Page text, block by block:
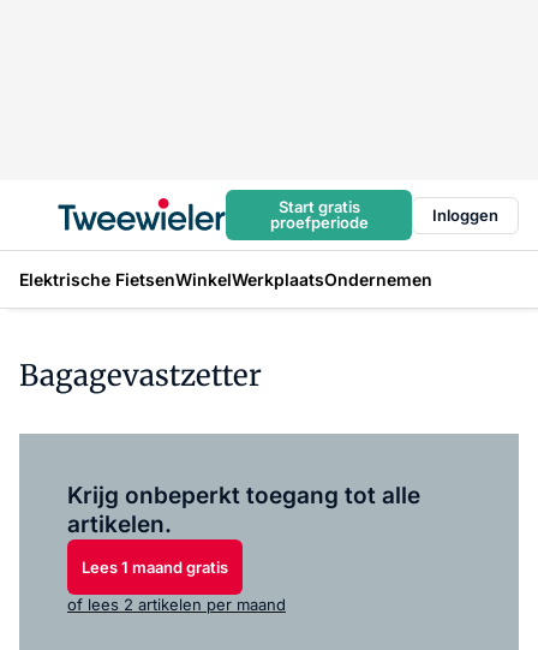
Start gratis
proefperiode
Inloggen
Elektrische FietsenWinkelWerkplaatsOndernemen
Bagagevastzetter
Krijg onbeperkt toegang tot alle
artikelen.
Lees 1 maand gratis
of lees 2 artikelen per maand